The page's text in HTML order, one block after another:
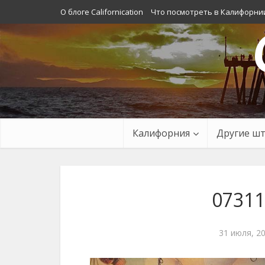
О блоге Californication Что посмотреть в
Калифорния Другие
31 июля,